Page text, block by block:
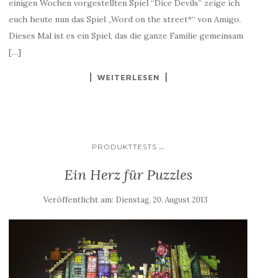
einigen Wochen vorgestellten Spiel “Dice Devils” zeige ich
euch heute nun das Spiel „Word on the street*“ von Amigo.
Dieses Mal ist es ein Spiel, das die ganze Familie gemeinsam
[…]
WEITERLESEN
PRODUKTTESTS ...
Ein Herz für Puzzles
Veröffentlicht am: Dienstag, 20. August 2013